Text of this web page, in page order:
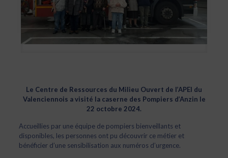
Le Centre de Ressources du Milieu Ouvert de l’APEI du
Valenciennois a visité la caserne des Pompiers d’Anzin le
22 octobre 2024.
Accueillies par une équipe de pompiers bienveillants et
disponibles, les personnes ont pu découvrir ce métier et
bénéficier d’une sensibilisation aux numéros d’urgence.